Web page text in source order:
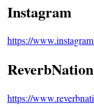
Instagram
https://
ReverbNation
https://